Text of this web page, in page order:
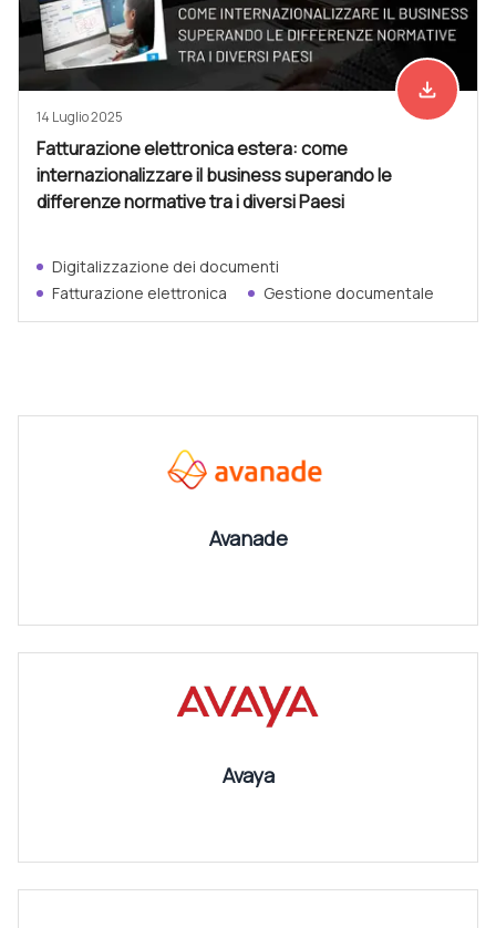
Scarica
file_download
14 Luglio 2025
Fatturazione elettronica estera: come
internazionalizzare il business superando le
differenze normative tra i diversi Paesi
Digitalizzazione dei documenti
Fatturazione elettronica
Gestione documentale
Avanade
Avaya